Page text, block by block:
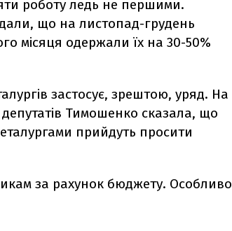
роботу ледь не першими.
що на листопад-грудень
місяця одержали їх на 30-50%
застосує, зрештою, уряд. На
Тимошенко сказала, що
прийдуть просити
за рахунок бюджету. Особливо